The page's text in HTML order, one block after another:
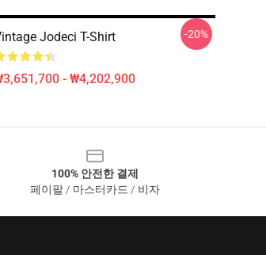
Jodeci T-Shirt
- ₩4,202,900
-20%
100% 안전한 결제
페이팔 / 마스터카드 / 비자